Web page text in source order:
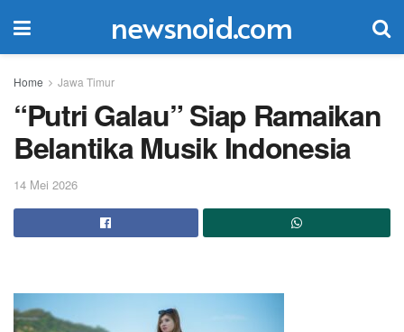
newsnoid.com
Home Jawa Timur
“Putri Galau” Siap Ramaikan
Belantika Musik Indonesia
14 Mei 2026